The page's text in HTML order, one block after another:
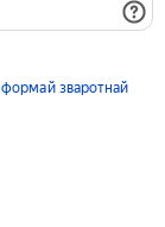
формай зваротнай